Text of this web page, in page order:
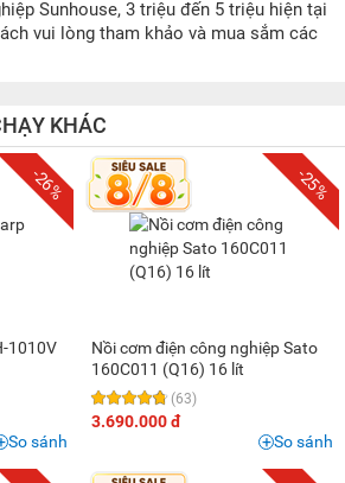
Sunhouse, 3 triệu đến 5 triệu hiện tại
vui lòng tham khảo và mua sắm các
KHÁC
-26%
1010V
So sánh
-25%
Nồi cơm điện công nghiệp Sato
160C011 (Q16) 16 lít
(63)
3.690.000 đ
So sánh